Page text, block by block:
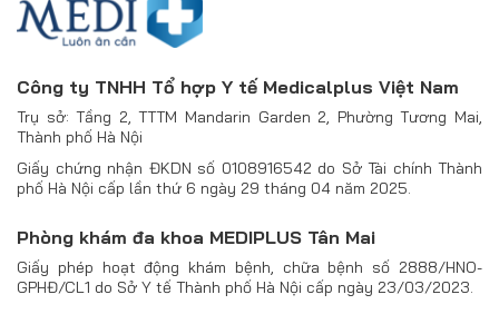
Công ty TNHH Tổ hợp Y tế Medicalplus Việt Nam
Trụ sở: Tầng 2, TTTM Mandarin Garden 2, Phường Tương Mai,
Thành phố Hà Nội
Giấy chứng nhận ĐKDN số 0108916542 do Sở Tài chính Thành
phố Hà Nội cấp lần thứ 6 ngày 29 tháng 04 năm 2025.
Phòng khám đa khoa MEDIPLUS Tân Mai
Giấy phép hoạt động khám bệnh, chữa bệnh số 2888/HNO-
GPHĐ/CL1 do Sở Y tế Thành phố Hà Nội cấp ngày 23/03/2023.